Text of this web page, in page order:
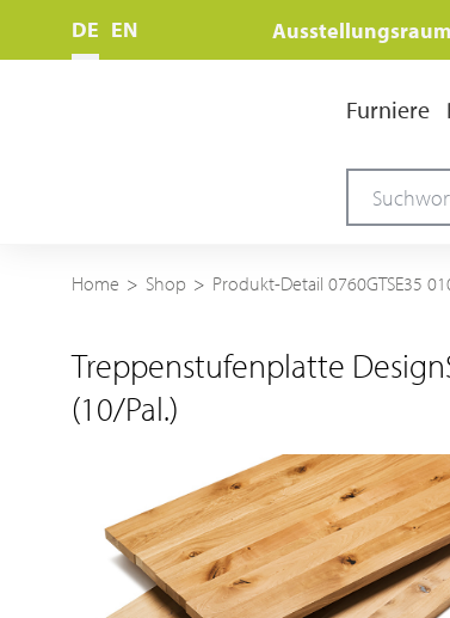
DE EN
Furniere
Home Shop Produkt-Detail 0760GTSE35
Treppenstufenplatte
(10/Pal.)